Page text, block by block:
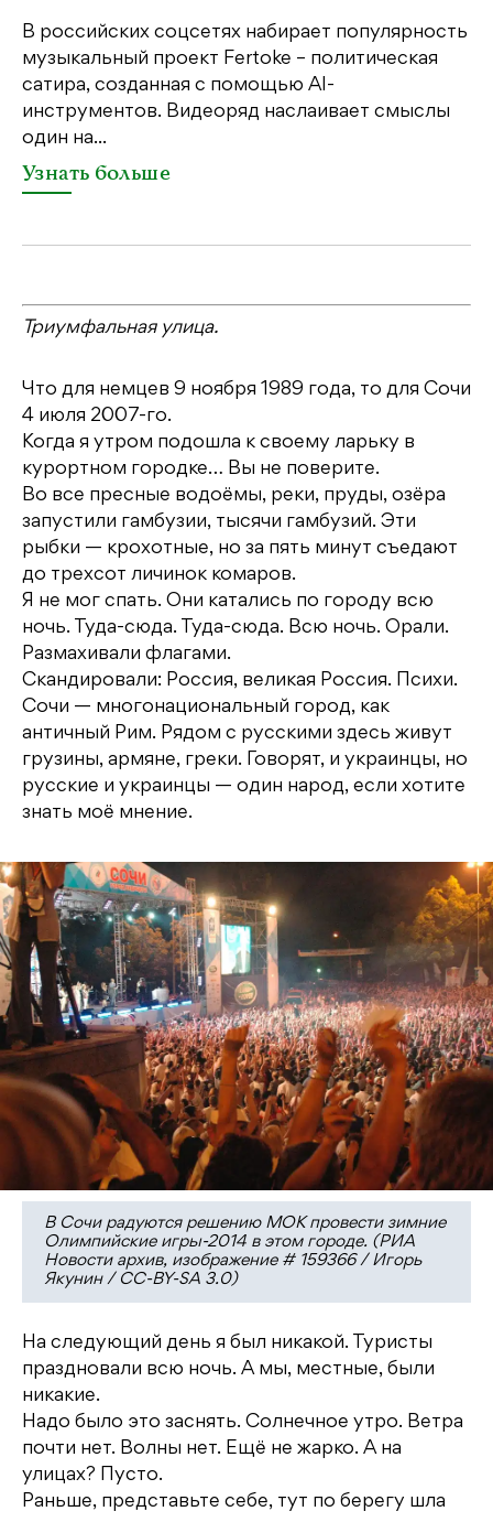
В российских соцсетях набирает популярность
музыкальный проект Fertoke – политическая
сатира, созданная с помощью AI-
инструментов. Видеоряд наслаивает смыслы
один на...
Узнать больше
Триумфальная улица.
Что для немцев 9 ноября 1989 года, то для Сочи
4 июля 2007-го.
Когда я утром подошла к своему ларьку в
курортном городке… Вы не поверите.
Во все пресные водоёмы, реки, пруды, озёра
запустили гамбузии, тысячи гамбузий. Эти
рыбки — крохотные, но за пять минут съедают
до трехсот личинок комаров.
Я не мог спать. Они катались по городу всю
ночь. Туда-сюда. Туда-сюда. Всю ночь. Орали.
Размахивали флагами.
Скандировали: Россия, великая Россия. Психи.
Сочи — многонациональный город, как
античный Рим. Рядом с русскими здесь живут
грузины, армяне, греки. Говорят, и украинцы, но
русские и украинцы — один народ, если хотите
знать моё мнение.
В Сочи радуются решению МОК провести зимние
Олимпийские игры-2014 в этом городе. (РИА
Новости архив, изображение # 159366 / Игорь
Якунин / CC-BY-SA 3.0)
На следующий день я был никакой. Туристы
праздновали всю ночь. А мы, местные, были
никакие.
Надо было это заснять. Солнечное утро. Ветра
почти нет. Волны нет. Ещё не жарко. А на
улицах? Пусто.
Раньше, представьте себе, тут по берегу шла